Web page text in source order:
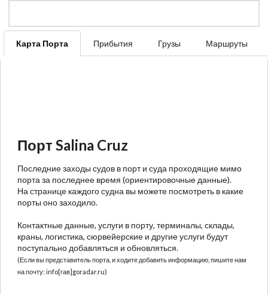
Карта Порта Прибытия Грузы Маршруты
Порт Salina Cruz
Последние заходы судов в порт и суда проходящие мимо
порта за последнее время (ориентировочные данные).
На странице каждого судна вы можете посмотреть в какие
порты оно заходило.
Контактные данные, услуги в порту, терминалы, склады,
краны, логистика, сюрвейерские и другие услуги будут
поступально добавляться и обновляться.
(Если вы представитель порта, и ходите добавить информацию, пишите нам
на почту: info[гав]goradar.ru)